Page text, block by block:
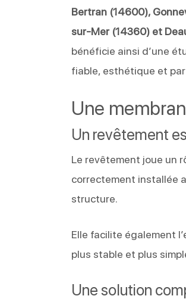
Bertran (14600),
sur-Mer (14360) et
bénéficie ainsi d’une
fiable, esthétique et
Une
Un revêtement
Le revêtement joue un
correctement installée
structure.
Elle facilite également
plus stable et plus
Une solution